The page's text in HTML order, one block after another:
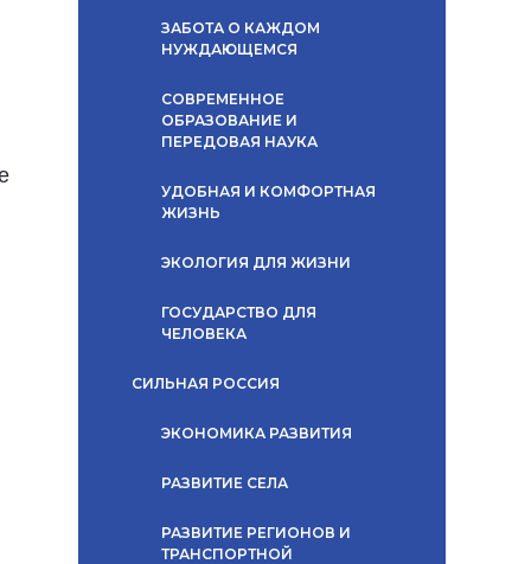
ЗАБОТА О КАЖДОМ
НУЖДАЮЩЕМСЯ
СОВРЕМЕННОЕ
ОБРАЗОВАНИЕ И
ПЕРЕДОВАЯ НАУКА
УДОБНАЯ И КОМФОРТНАЯ
ЖИЗНЬ
ЭКОЛОГИЯ ДЛЯ ЖИЗНИ
ГОСУДАРСТВО ДЛЯ
ЧЕЛОВЕКА
СИЛЬНАЯ РОССИЯ
ЭКОНОМИКА РАЗВИТИЯ
РАЗВИТИЕ СЕЛА
РАЗВИТИЕ РЕГИОНОВ И
ТРАНСПОРТНОЙ